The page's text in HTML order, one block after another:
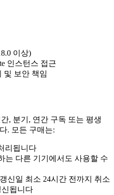
이상)
인스턴스 접근
및 보안 책임
, 분기, 연간 구독 또는 평생
. 모든 구매는:
리됩니다
는 다른 기기에서도 사용할 수
신일 최소 24시간 전까지 취소
됩니다